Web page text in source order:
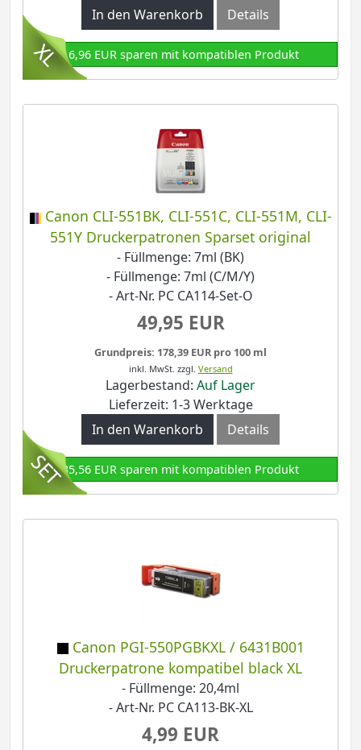
In den Warenkorb
Details
16,96 EUR sparen mit kompatiblen Produkt
Canon CLI-551BK, CLI-551C, CLI-551M, CLI-
551Y Druckerpatronen Sparset original
- Füllmenge: 7ml (BK)
- Füllmenge: 7ml (C/M/Y)
- Art-Nr. PC CA114-Set-O
49,95 EUR
Grundpreis: 178,39 EUR pro 100 ml
inkl. MwSt. zzgl. Versand
Lagerbestand: Auf Lager
Lieferzeit: 1-3 Werktage
In den Warenkorb
Details
35,56 EUR sparen mit kompatiblen Produkt
Canon PGI-550PGBKXL / 6431B001
Druckerpatrone kompatibel black XL
- Füllmenge: 20,4ml
- Art-Nr. PC CA113-BK-XL
4,99 EUR